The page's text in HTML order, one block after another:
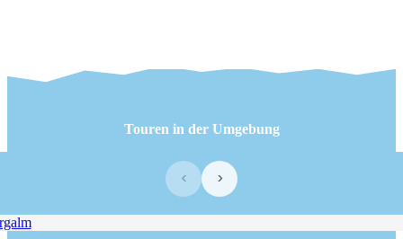
Touren in der Umgebung
‹ ›